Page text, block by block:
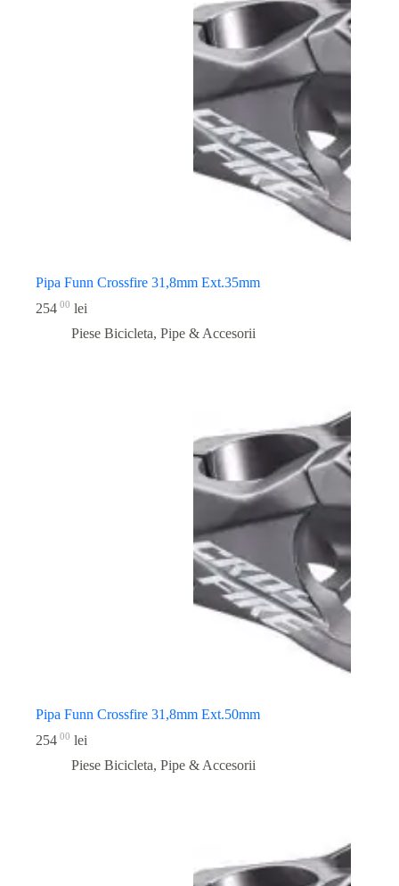
Pipa Funn Crossfire 31,8mm Ext.35mm
254 00 lei
Piese Bicicleta, Pipe & Accesorii
Pipa Funn Crossfire 31,8mm Ext.50mm
254 00 lei
Piese Bicicleta, Pipe & Accesorii